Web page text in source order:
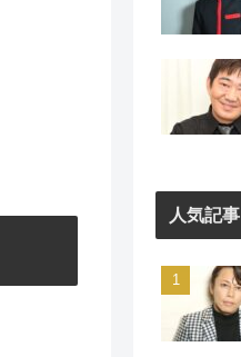
人気記事